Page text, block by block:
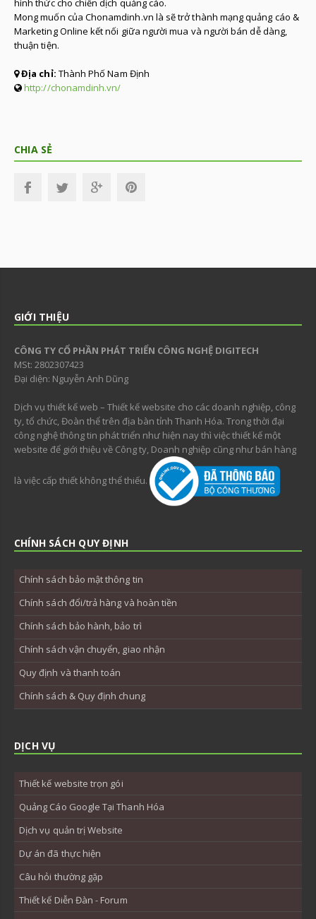
hình thức cho chiến dịch quảng cáo.
Mong muốn của Chonamdinh.vn là sẽ trở thành mạng quảng cáo &
Marketing Online kết nối giữa người mua và người bán dễ dàng,
thuận tiện.
Địa chỉ: Thành Phố Nam Định
http://chonamdinh.vn/
CHIA SẺ
GIỚI THIỆU
CÔNG TY CỔ PHẦN PHÁT TRIỂN CÔNG NGHỆ DIGITECH
MSt: 2802307423
Đại diện: Nguyễn Anh Dũng
Dịch vụ thiết kế web – Thiết kế website cho các doanh nghiệp, công
ty, tổ chức, Đoàn thể trên địa bàn tỉnh Thanh Hóa. Trong thời đại
công nghệ thông tin phát triển như hiện nay thì việc thiết kế một
website để giới thiệu về Công ty, Doanh nghiệp cũng như bán hàng
là việc cấp thiết không thể thiếu.
CHÍNH SÁCH QUY ĐỊNH
Chính sách bảo mật thông tin
Chính sách đổi/trả hàng và hoàn tiền
Chính sách bảo hành, bảo trì
Chính sách vận chuyển, giao nhận
Quy định và thanh toán
Chính sách & Quy định chung
DỊCH VỤ
Thiết kế website trọn gói
Quảng Cáo Google Tại Thanh Hóa
Dịch vụ quản trị Website
Dự án đã thực hiện
Câu hỏi thường gặp
Thiết kế Diễn Đàn - Forum